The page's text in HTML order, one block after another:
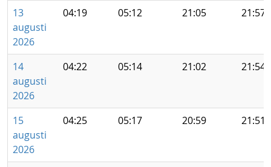
13
augusti
2026
04:19 05:12 21:05 21:57
14
augusti
2026
04:22 05:14 21:02 21:54
15
augusti
2026
04:25 05:17 20:59 21:51